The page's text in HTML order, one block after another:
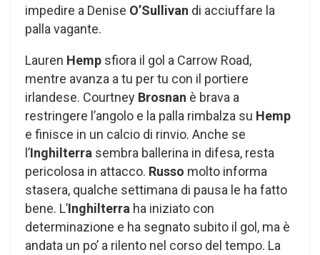
impedire a Denise O’Sullivan di acciuffare la
palla vagante.
Lauren Hemp sfiora il gol a Carrow Road,
mentre avanza a tu per tu con il portiere
irlandese. Courtney Brosnan è brava a
restringere l’angolo e la palla rimbalza su Hemp
e finisce in un calcio di rinvio. Anche se
l’Inghilterra sembra ballerina in difesa, resta
pericolosa in attacco. Russo molto informa
stasera, qualche settimana di pausa le ha fatto
bene. L’Inghilterra ha iniziato con
determinazione e ha segnato subito il gol, ma è
andata un po’ a rilento nel corso del tempo. La